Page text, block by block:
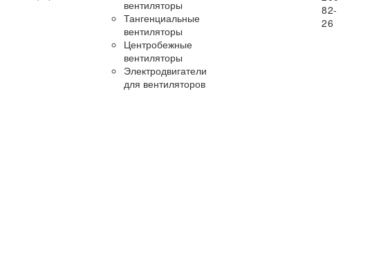
вентиляторы
Тангенциальные
вентиляторы
Центробежные
вентиляторы
Электродвигатели
для вентиляторов
82-
26